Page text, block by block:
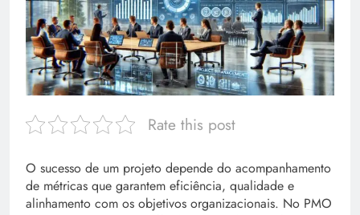
Rate this post
O sucesso de um projeto depende do acompanhamento
de métricas que garantem eficiência, qualidade e
alinhamento com os objetivos organizacionais. No PMO